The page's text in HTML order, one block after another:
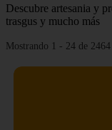
Descubre artesania y
trasgus y mucho más
Mostrando 1 - 24 de